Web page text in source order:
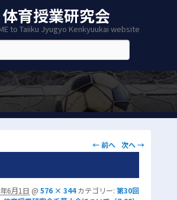
体育授業研究会
to Taiiku Jyugyo Kenkyuukai website
索
画
ゲ
← 前へ 次へ →
6月1日 @ 576 × 344カテゴリー: 第30回